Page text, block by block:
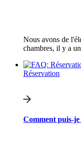
Nous avons de
chambres, il y a
Réservation
Comment puis-je